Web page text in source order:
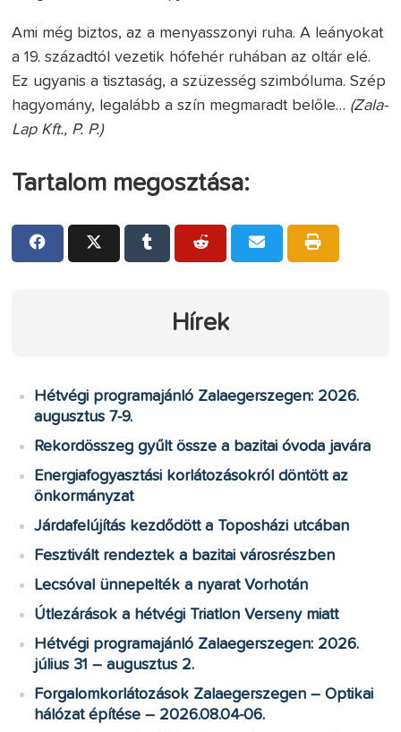
Ami még biztos, az a menyasszonyi ruha. A leányokat
a 19. századtól vezetik hófehér ruhában az oltár elé.
Ez ugyanis a tisztaság, a szüzesség szimbóluma. Szép
hagyomány, legalább a szín megmaradt belőle… (Zala-
Lap Kft., P. P.)
Tartalom megosztása:
Hírek
Hétvégi programajánló Zalaegerszegen: 2026.
augusztus 7-9.
Rekordösszeg gyűlt össze a bazitai óvoda javára
Energiafogyasztási korlátozásokról döntött az
önkormányzat
Járdafelújítás kezdődött a Toposházi utcában
Fesztivált rendeztek a bazitai városrészben
Lecsóval ünnepelték a nyarat Vorhotán
Útlezárások a hétvégi Triatlon Verseny miatt
Hétvégi programajánló Zalaegerszegen: 2026.
július 31 – augusztus 2.
Forgalomkorlátozások Zalaegerszegen – Optikai
hálózat építése – 2026.08.04-06.